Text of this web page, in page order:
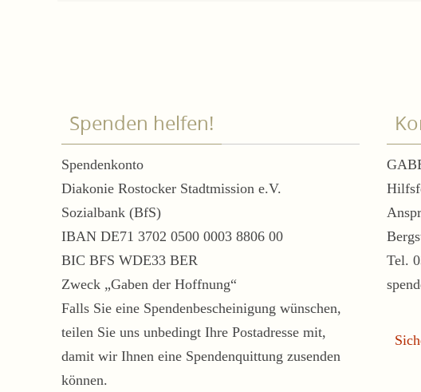
Spenden helfen!
Spendenkonto
Diakonie Rostocker Stadtmission e.V.
Sozialbank (BfS)
IBAN DE71 3702 0500 0003 8806 00
BIC BFS WDE33 BER
Zweck „Gaben der Hoffnung“
Falls Sie eine Spendenbescheinigung wünschen,
teilen Sie uns unbedingt Ihre Postadresse mit,
damit wir Ihnen eine Spendenquittung zusenden
können.
Tel.